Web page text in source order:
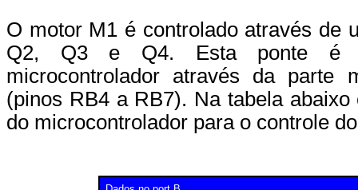
O motor M1 é controlado através de
Q2, Q3 e Q4. Esta ponte é
microcontrolador através da parte
(pinos RB4 a RB7). Na tabela
do microcontrolador para o controle